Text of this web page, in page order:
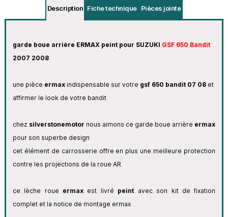
Description Fiche technique Pièces jointe
garde boue arrière ERMAX peint pour SUZUKI GSF 650 Bandit
2007 2008
une pièce ermaxindispensable sur votre gsf 650 bandit 07 08et
affirmer le look de votre bandit
chez silverstonemotor nous aimons ce garde boue arrière ermax
pour son superbe design
cet élément de carrosserie offre en plus une meilleure protection
contre les projections de la roue AR
ce lèche roue ermaxest livré peint avec son kit de fixation
complet et la notice de montage ermax